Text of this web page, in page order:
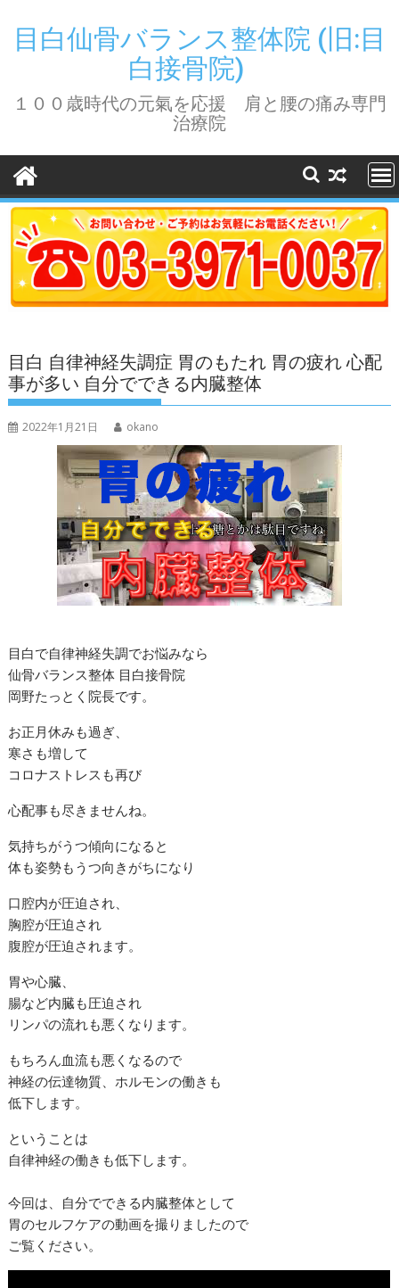
content
目白仙骨バランス整体院 (旧:目
白接骨院)
１００歳時代の元氣を応援 肩と腰の痛み専門
治療院
目白 自律神経失調症 胃のもたれ 胃の疲れ 心配
事が多い 自分でできる内臓整体
2022年1月21日 okano
目白で自律神経失調でお悩みなら
仙骨バランス整体 目白接骨院
岡野たっとく院長です。
お正月休みも過ぎ、
寒さも増して
コロナストレスも再び
心配事も尽きませんね。
気持ちがうつ傾向になると
体も姿勢もうつ向きがちになり
口腔内が圧迫され、
胸腔が圧迫され
腹腔が圧迫されます。
胃や心臓、
腸など内臓も圧迫され
リンパの流れも悪くなります。
もちろん血流も悪くなるので
神経の伝達物質、ホルモンの働きも
低下します。
ということは
自律神経の働きも低下します。
今回は、自分でできる内臓整体として
胃のセルフケアの動画を撮りましたので
ご覧ください。